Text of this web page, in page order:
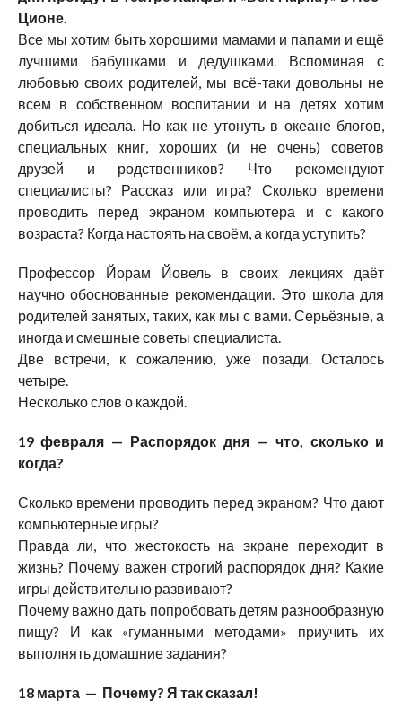
Ционе.
Все мы хотим быть хорошими мамами и папами и ещё
лучшими бабушками и дедушками. Вспоминая с
любовью своих родителей, мы всё-таки довольны не
всем в собственном воспитании и на детях хотим
добиться идеала. Но как не утонуть в океане блогов,
специальных книг, хороших (и не очень) советов
друзей и родственников? Что рекомендуют
специалисты? Рассказ или игра? Сколько времени
проводить перед экраном компьютера и с какого
возраста? Когда настоять на своём, а когда уступить?
Профессор Йорам Йовель в своих лекциях даёт
научно обоснованные рекомендации. Это школа для
родителей занятых, таких, как мы с вами. Серьёзные, а
иногда и смешные советы специалиста.
Две встречи, к сожалению, уже позади. Осталось
четыре.
Несколько слов о каждой.
19 февраля — Распорядок дня — что, сколько и
когда?
Сколько времени проводить перед экраном? Что дают
компьютерные игры?
Правда ли, что жестокость на экране переходит в
жизнь? Почему важен строгий распорядок дня? Какие
игры действительно развивают?
Почему важно дать попробовать детям разнообразную
пищу? И как «гуманными методами» приучить их
выполнять домашние задания?
18 марта — Почему? Я так сказал!